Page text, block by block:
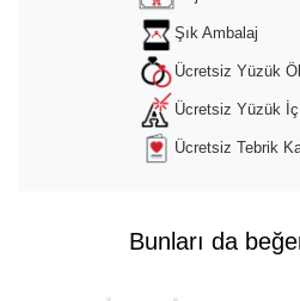
Management Platform
Şık Ambalaj
Ücretsiz Yüzük
Ücretsiz Yüzük İç
Ücretsiz Tebrik
Bunları da